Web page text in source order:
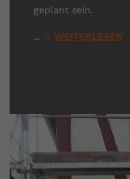
geplant sein.
... WEITERLESEN